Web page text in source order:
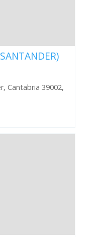
Cantabria 39002,